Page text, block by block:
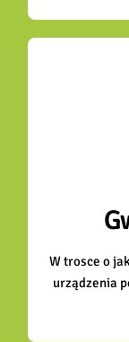
W trosce o
urządzenia